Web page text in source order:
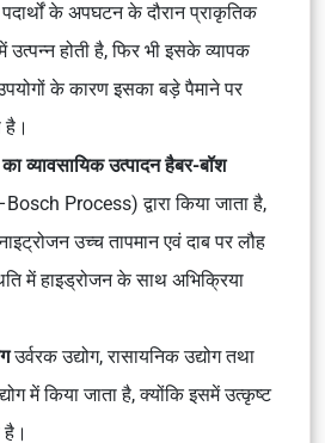
पदार्थों के अपघटन के दौरान प्राकृतिक
होती है, फिर भी इसके व्यापक
के कारण इसका बड़े पैमाने पर
है।
व्यावसायिक उत्पादन हैबर-बॉश
Process) द्वारा किया जाता है,
उच्च तापमान एवं दाब पर लौह
में हाइड्रोजन के साथ अभिक्रिया
उर्वरक उद्योग, रासायनिक उद्योग तथा
में किया जाता है, क्योंकि इसमें उत्कृष्ट
है।